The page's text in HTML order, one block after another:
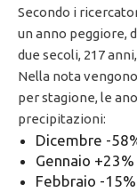
Secondo i
un anno peggiore,
due secoli, 217
Nella nota
per stagione, le
precipitazioni:
Dicembre -
Gennaio
Febbraio -